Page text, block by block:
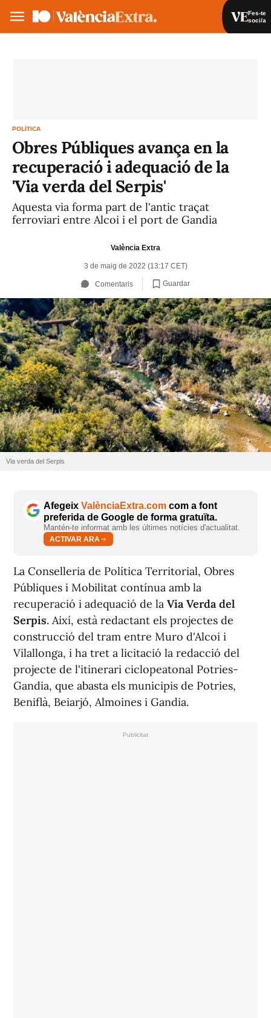
Fes-te
soci/a
POLÍTICA
Obres Públiques avança en la
recuperació i adequació de la
'Via verda del Serpis'
Aquesta via forma part de l'antic traçat
ferroviari entre Alcoi i el port de Gandia
València Extra
3 de maig de 2022 (13:17 CET)
Comentaris Guardar
Via verda del Serpis
Afegeix ValènciaExtra.com com a font
preferida de Google de forma gratuïta.
Mantén-te informat amb les últimes notícies d'actualitat.
ACTIVAR ARA
La Conselleria de Política Territorial, Obres
Públiques i Mobilitat contínua amb la
recuperació i adequació de la Via Verda del
Serpis. Així, està redactant els projectes de
construcció del tram entre Muro d'Alcoi i
Vilallonga, i ha tret a licitació la redacció del
projecte de l'itinerari ciclopeatonal Potries-
Gandia, que abasta els municipis de Potries,
Beniflà, Beiarjó, Almoines i Gandia.